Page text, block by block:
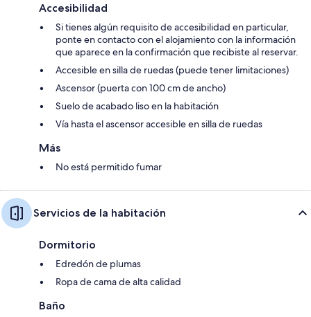
Accesibilidad
Si tienes algún requisito de accesibilidad en particular,
ponte en contacto con el alojamiento con la información
que aparece en la confirmación que recibiste al reservar.
Accesible en silla de ruedas (puede tener limitaciones)
Ascensor (puerta con 100 cm de ancho)
Suelo de acabado liso en la habitación
Vía hasta el ascensor accesible en silla de ruedas
Más
No está permitido fumar
Servicios de la habitación
Dormitorio
Edredón de plumas
Ropa de cama de alta calidad
Baño